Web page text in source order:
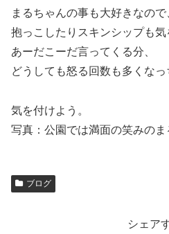
まるちゃんの事も大好きなので
抱っこしたりスキンシップも
あーだこーだ言ってくる分、
どうしても怒る回数も多くなっ
気を付けよう。
写真：公園では満面の笑みのま
ブログ
シェア